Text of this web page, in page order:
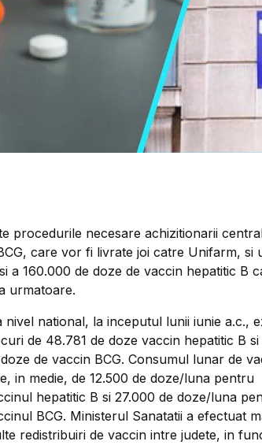
procedurile necesare achizitionarii
care vor fi livrate joi catre Unifarm, si
a 160.000 de doze de vaccin hepatitic B
urmatoare.
nivel national, la inceputul lunii iunie a.c.,
de 48.781 de doze vaccin hepatitic B
de vaccin BCG. Consumul lunar de
in medie, de 12.500 de doze/luna pentru
hepatitic B si 27.000 de doze/luna
BCG. Ministerul Sanatatii a efectuat
redistribuiri de vaccin intre judete, in